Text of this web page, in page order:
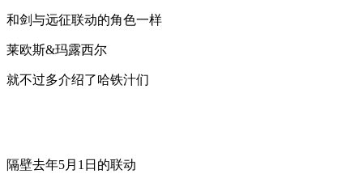
和剑与远征联动的角色一样
莱欧斯&玛露西尔
就不过多介绍了哈铁汁们
隔壁去年5月1日的联动